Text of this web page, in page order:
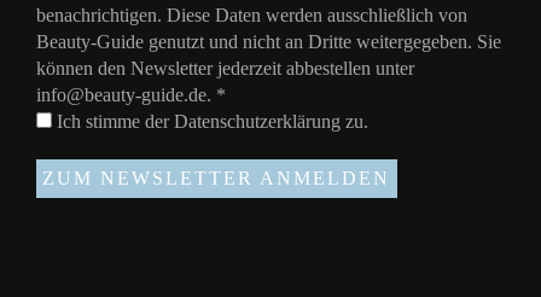
benachrichtigen. Diese Daten werden ausschließlich von
Beauty-Guide genutzt und nicht an Dritte weitergegeben. Sie
können den Newsletter jederzeit abbestellen unter
info@beauty-guide.de. *
Ich stimme derDatenschutzerklärung zu.